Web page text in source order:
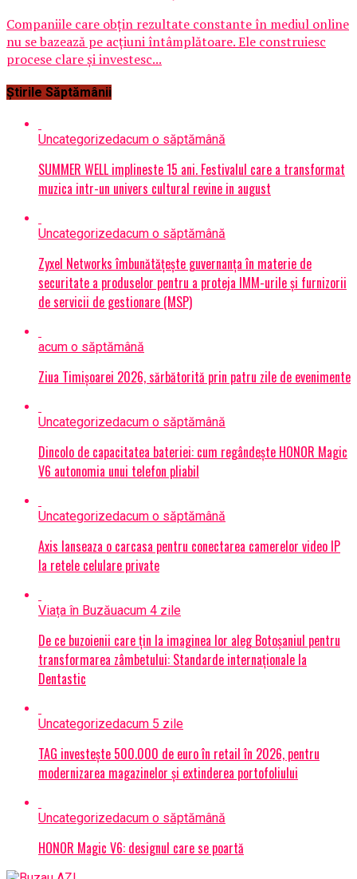
Companiile care obțin rezultate constante în mediul online
nu se bazează pe acțiuni întâmplătoare. Ele construiesc
procese clare și investesc...
Știrile Săptămânii
Uncategorizedacum o săptămână
SUMMER WELL implineste 15 ani. Festivalul care a transformat
muzica intr-un univers cultural revine in august
Uncategorizedacum o săptămână
Zyxel Networks îmbunătățește guvernanța în materie de
securitate a produselor pentru a proteja IMM-urile și furnizorii
de servicii de gestionare (MSP)
acum o săptămână
Ziua Timișoarei 2026, sărbătorită prin patru zile de evenimente
Uncategorizedacum o săptămână
Dincolo de capacitatea bateriei: cum regândește HONOR Magic
V6 autonomia unui telefon pliabil
Uncategorizedacum o săptămână
Axis lanseaza o carcasa pentru conectarea camerelor video IP
la retele celulare private
Viața în Buzăuacum 4 zile
De ce buzoienii care țin la imaginea lor aleg Botoșaniul pentru
transformarea zâmbetului: Standarde internaționale la
Dentastic
Uncategorizedacum 5 zile
TAG investește 500.000 de euro în retail în 2026, pentru
modernizarea magazinelor și extinderea portofoliului
Uncategorizedacum o săptămână
HONOR Magic V6: designul care se poartă